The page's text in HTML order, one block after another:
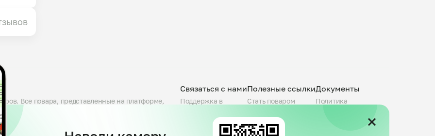
Все повара, представленные на платформе,
проверяем условия приготовления на кухне и
Блюда готовятся большими порциями — от
свои предпочтения. Доступны самовывоз и
Связаться с нами
Поддержка в
support@mypovar.ru
Полезные ссылки
Стать поваром
Города присутствия
Telegram-канал
Документы
Политика
Пользовательское
соглашение